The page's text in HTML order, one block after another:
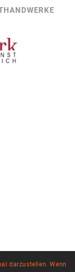
darzustellen. Wenn